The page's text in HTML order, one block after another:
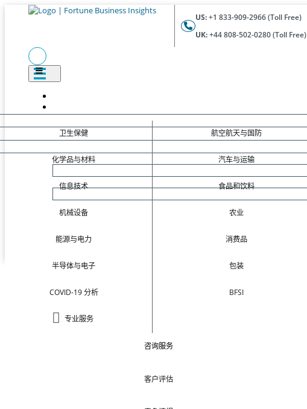
US:+1 833-909-2966 (Toll Free)
UK:+44 808-502-0280 (Toll Free)
卫生保健
化学品与材料
信息技术
机械设备
能源与电力
半导体与电子
COVID-19 分析
专业服务
航空航天与国防
汽车与运输
食品和饮料
农业
消费品
包装
BFSI
咨询服务
客户评估